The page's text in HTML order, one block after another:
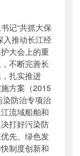
记“共抓大保
入推动长江经
大会上的重
不断完善长
扎实推进
方案（2015
防治专项治
流域船舶和
打好污染防
先、绿色发
制度创新和